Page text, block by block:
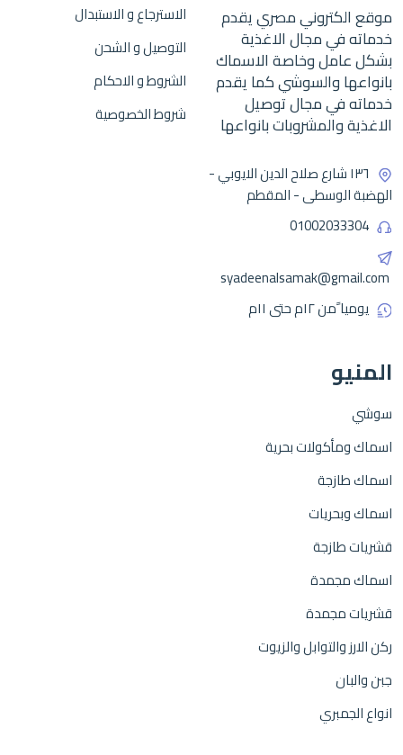
موقع الكتروني مصري يقدم
خدماته في مجال الاغذية
بشكل عامل وخاصة الاسماك
بانواعها والسوشي كما يقدم
خدماته في مجال توصيل
الاغذية والمشروبات بانواعها
١٣٦ شارع صلاح الدين الايوبي -
الهضبة الوسطى - المقطم
01002033304
syadeenalsamak@gmail.com
يوميا ًمن ١٢م حتى ١١م
الاسترجاع و الاستبدال
التوصيل و الشحن
الشروط و الاحكام
شروط الخصوصية
المنيو
سوشي
اسماك ومأكولات بحرية
اسماك طازجة
اسماك وبحريات
قشريات طازجة
اسماك مجمدة
قشريات مجمدة
ركن الارز والتوابل والزيوت
جبن والبان
انواع الجمبري